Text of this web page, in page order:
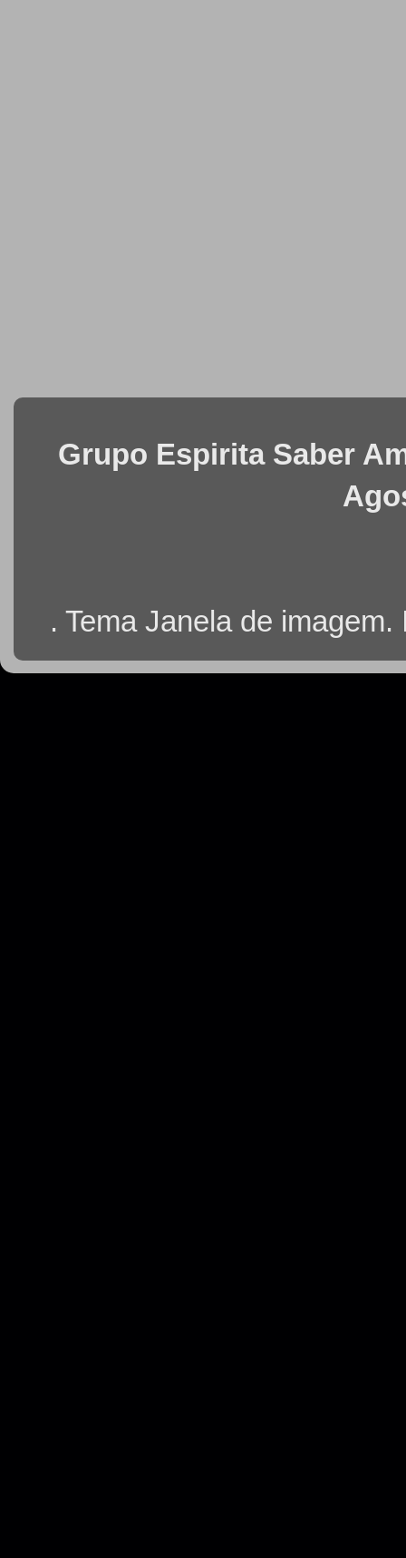
Grupo Espirita Saber
. Tema Janela de